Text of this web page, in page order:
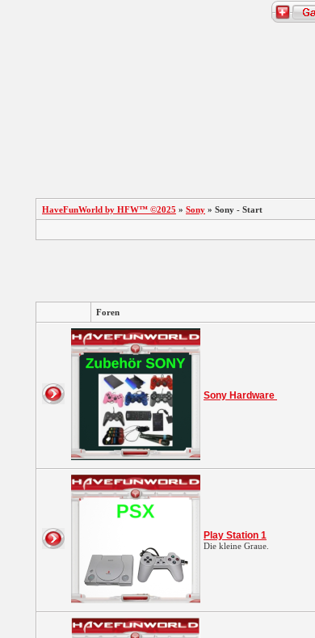
HaveFunWorld by HFW™ ©2025 » Sony » Sony - Start
Foren
Sony Hardware
Play Station 1
Die kleine Graue.